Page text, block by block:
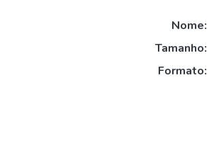
Nome:
Tamanho:
Formato: